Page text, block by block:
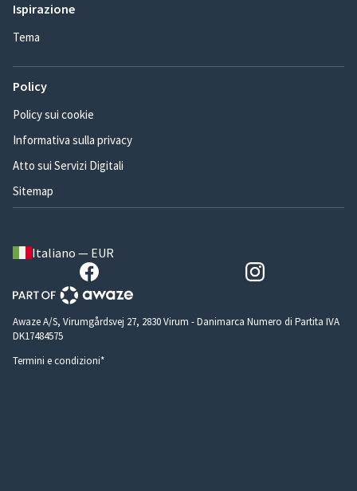
Ispirazione
Tema
Policy
Policy sui cookie
Informativa sulla privacy
Atto sui Servizi Digitali
Sitemap
Italiano — EUR
Awaze A/S, Virumgårdsvej 27, 2830 Virum - Danimarca Numero di Partita IVA
DK17484575
Termini e condizioni*